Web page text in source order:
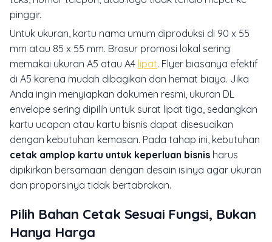
pinggir.
Untuk ukuran, kartu nama umum diproduksi di 90 x 55
mm atau 85 x 55 mm. Brosur promosi lokal sering
memakai ukuran A5 atau A4 lipat. Flyer biasanya efektif
di A5 karena mudah dibagikan dan hemat biaya. Jika
Anda ingin menyiapkan dokumen resmi, ukuran DL
envelope sering dipilih untuk surat lipat tiga, sedangkan
kartu ucapan atau kartu bisnis dapat disesuaikan
dengan kebutuhan kemasan. Pada tahap ini, kebutuhan
cetak amplop kartu untuk keperluan bisnis harus
dipikirkan bersamaan dengan desain isinya agar ukuran
dan proporsinya tidak bertabrakan.
Pilih Bahan Cetak Sesuai Fungsi, Bukan
Hanya Harga